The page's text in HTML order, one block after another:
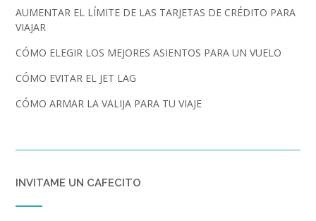
AUMENTAR EL LÍMITE DE LAS TARJETAS DE CRÉDITO PARA
VIAJAR
CÓMO ELEGIR LOS MEJORES ASIENTOS PARA UN VUELO
CÓMO EVITAR EL JET LAG
CÓMO ARMAR LA VALIJA PARA TU VIAJE
INVITAME UN CAFECITO